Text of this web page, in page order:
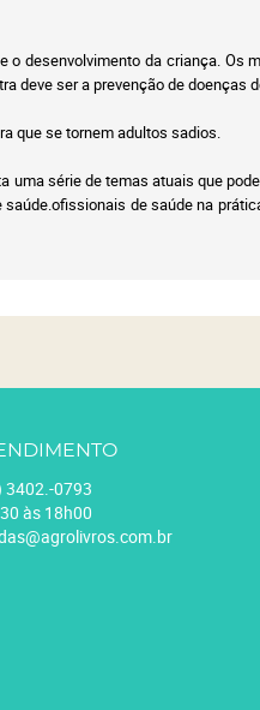
desenvolvimento da criança. Os
deve ser a prevenção de doenças
que se tornem adultos sadios.
série de temas atuais que
saúde.ofissionais de saúde na
3402.-0793
às 18h00